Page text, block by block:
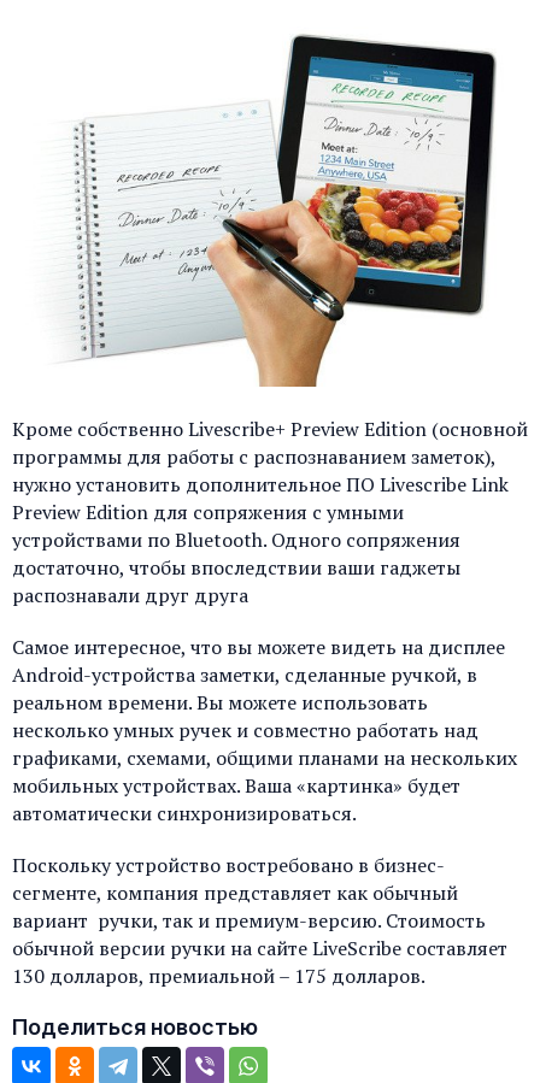
Кроме собственно Livescribe+ Preview Edition (основной
программы для работы с распознаванием заметок),
нужно установить дополнительное ПО Livescribe Link
Preview Edition для сопряжения с умными
устройствами по Bluetooth. Одного сопряжения
достаточно, чтобы впоследствии ваши гаджеты
распознавали друг друга
Самое интересное, что вы можете видеть на дисплее
Android-устройства заметки, сделанные ручкой, в
реальном времени. Вы можете использовать
несколько умных ручек и совместно работать над
графиками, схемами, общими планами на нескольких
мобильных устройствах. Ваша «картинка» будет
автоматически синхронизироваться.
Поскольку устройство востребовано в бизнес-
сегменте, компания представляет как обычный
вариант ручки, так и премиум-версию. Стоимость
обычной версии ручки на сайте LiveScribe составляет
130 долларов, премиальной – 175 долларов.
Поделиться новостью